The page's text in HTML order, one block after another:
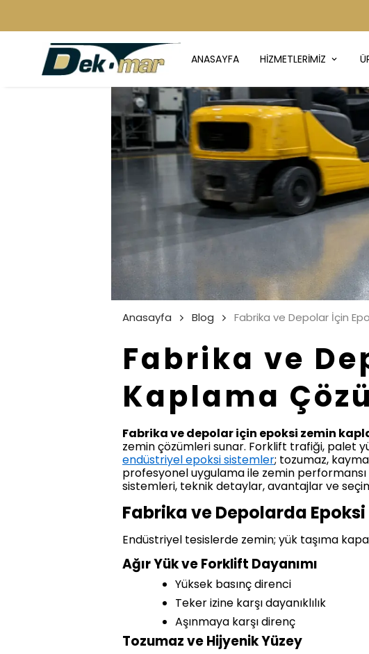
ANASAYFA HİZMETLERİMİZ
Anasayfa Blog Fabrika ve Depolar İçin
Fabrika ve
Kaplama
Fabrika ve depolar için epoksi zemin
zemin çözümleri sunar. Forklift trafiği, palet
endüstriyel epoksi sistemler; tozumaz,
profesyonel uygulama ile zemin
sistemleri, teknik detaylar, avantajlar ve
Fabrika ve Depolarda
Endüstriyel tesislerde zemin; yük taşıma
Ağır Yük ve Forklift Dayanımı
Yüksek basınç direnci
Teker izine karşı dayanıklılık
Aşınmaya karşı direnç
Tozumaz ve Hijyenik Yüzey